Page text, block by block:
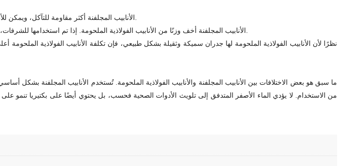
نظرًا لأن الأنابيب الفولاذية الملحومة لها جدران سميكة وثقيلة بشكل طبيعي، فإن تكلفة الأنابيب الفولاذية الملحومة
ما سبق هو بعض الاختلافات بين الأنابيب المجلفنة والأنابيب الفولاذية الملحومة. تُستخدم الأنابيب المجلفنة بشكل
من الاستخدام. لا يؤدي الماء الأصفر المتدفق إلى تلويث الأدوات الصحية فحسب، بل يحتوي أيضًا على بكتيريا تنمو